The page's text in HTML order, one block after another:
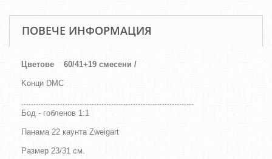
ПОВЕЧЕ ИНФОРМАЦИЯ
Цветове 60/41+19 смесени /
Kонци DMC
.......................................................................
Бод - гобленов 1:1
Панама 22 каунта Zweigart
Размер 23/31 см.